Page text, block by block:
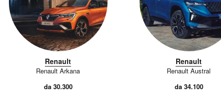
Renault
Renault Arkana
da 30.300
Renault
Renault Austral
da 34.100